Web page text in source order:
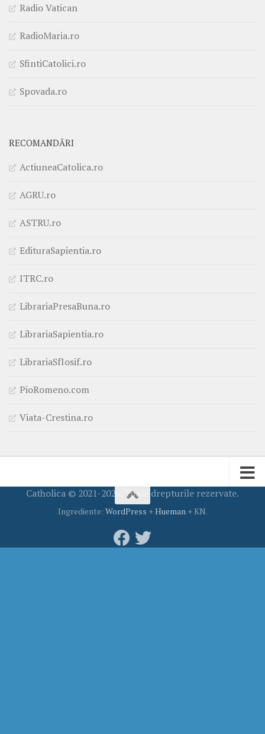
Radio Vatican
RadioMaria.ro
SfintiCatolici.ro
Spovada.ro
RECOMANDĂRI
ActiuneaCatolica.ro
AGRU.ro
ASTRU.ro
EdituraSapientia.ro
ITRC.ro
LibrariaPresaBuna.ro
LibrariaSapientia.ro
LibrariaSfIosif.ro
PioRomeno.com
Viata-Crestina.ro
Catholica © 2021-2026. Toate drepturile rezervate.
Ingrediente: WordPress +Hueman + KN.